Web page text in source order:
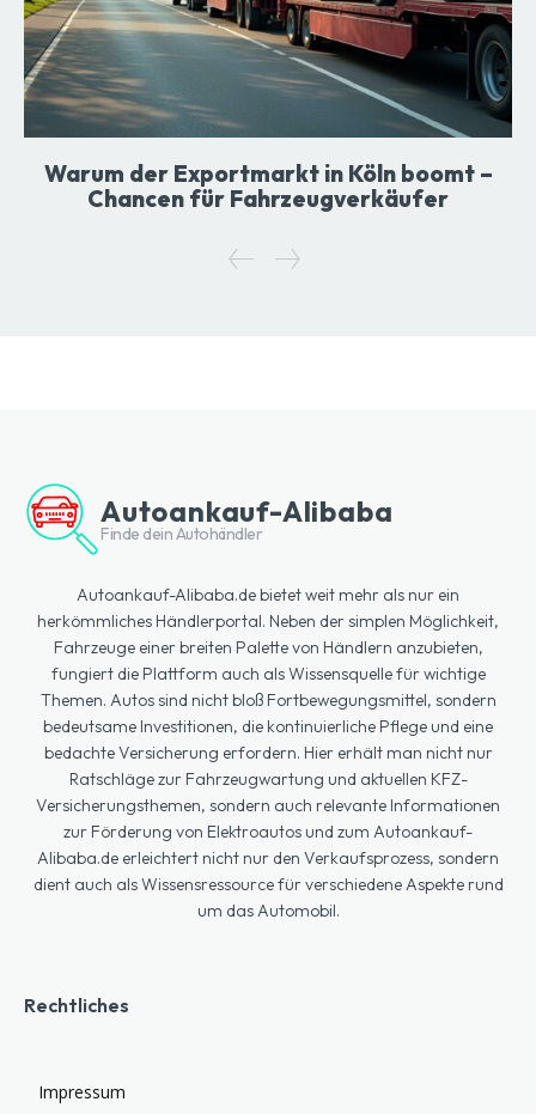
Warum der Exportmarkt in Köln boomt –
Chancen für Fahrzeugverkäufer
Autoankauf-Alibaba
Finde dein Autohändler
Autoankauf-Alibaba.de bietet weit mehr als nur ein
herkömmliches Händlerportal. Neben der simplen Möglichkeit,
Fahrzeuge einer breiten Palette von Händlern anzubieten,
fungiert die Plattform auch als Wissensquelle für wichtige
Themen. Autos sind nicht bloß Fortbewegungsmittel, sondern
bedeutsame Investitionen, die kontinuierliche Pflege und eine
bedachte Versicherung erfordern. Hier erhält man nicht nur
Ratschläge zur Fahrzeugwartung und aktuellen KFZ-
Versicherungsthemen, sondern auch relevante Informationen
zur Förderung von Elektroautos und zum Autoankauf-
Alibaba.de erleichtert nicht nur den Verkaufsprozess, sondern
dient auch als Wissensressource für verschiedene Aspekte rund
um das Automobil.
Rechtliches
Impressum